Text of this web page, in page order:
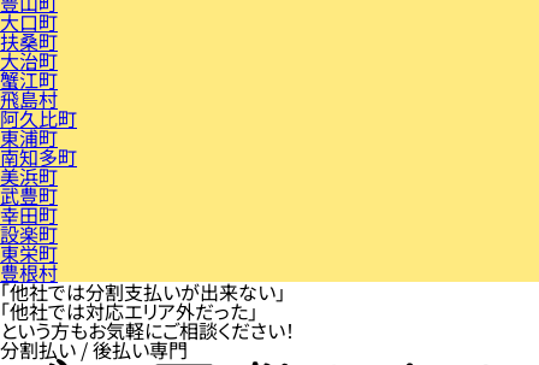
大口町
扶桑町
大治町
蟹江町
飛島村
阿久比町
東浦町
南知多町
美浜町
武豊町
幸田町
設楽町
東栄町
豊根村
「他社では分割支払いが出来ない」
「他社では対応エリア外だった」
という方もお気軽にご相談ください！
分割払い / 後払い専門